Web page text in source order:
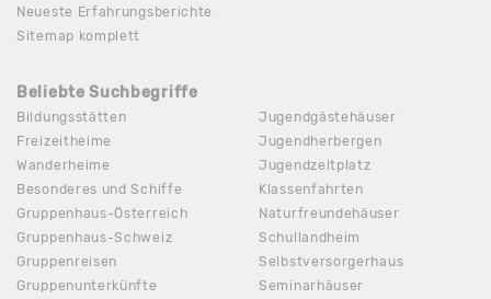
Neueste Erfahrungsberichte
Sitemap komplett
Beliebte Suchbegriffe
Bildungsstätten
Freizeitheime
Wanderheime
Besonderes und Schiffe
Gruppenhaus-Österreich
Gruppenhaus-Schweiz
Gruppenreisen
Gruppenunterkünfte
Jugendgästehäuser
Jugendherbergen
Jugendzeltplatz
Klassenfahrten
Naturfreundehäuser
Schullandheim
Selbstversorgerhaus
Seminarhäuser